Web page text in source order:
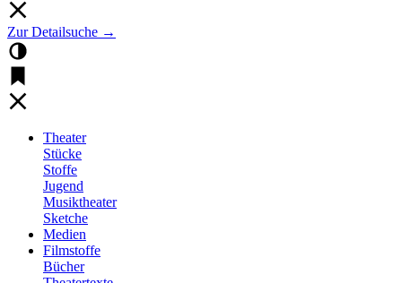
Zur Detailsuche →
Theater
Stücke
Stoffe
Jugend
Musiktheater
Sketche
Medien
Filmstoffe
Bücher